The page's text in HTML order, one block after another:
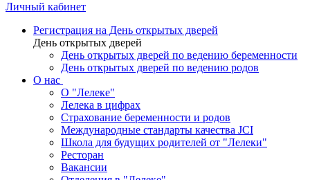
Личный кабинет
Регистрация на День открытых дверей
День открытых дверей
День открытых дверей по ведению беременности
День открытых дверей по ведению родов
О нас
О "Лелеке"
Лелека в цифрах
Страхование беременности и родов
Международные стандарты качества JCI
Школа для будущих родителей от "Лелеки"
Ресторан
Вакансии